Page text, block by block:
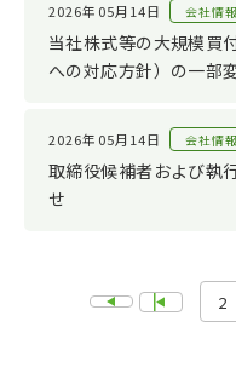
2026年05月14日 会社情報
当社株式等の大規模買
への対応方針）の一部
2026年05月14日 会社情報
取締役候補者および執
せ
2